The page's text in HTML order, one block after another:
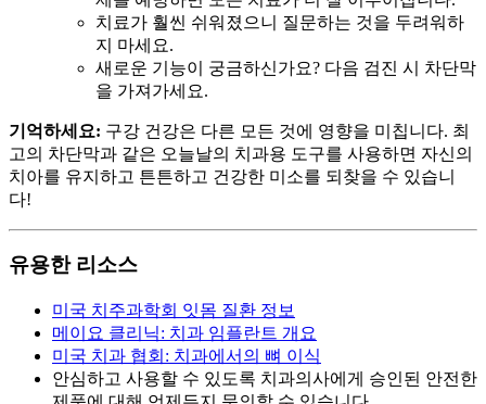
치료가 훨씬 쉬워졌으니 질문하는 것을 두려워하
지 마세요.
새로운 기능이 궁금하신가요? 다음 검진 시 차단막
을 가져가세요.
기억하세요: 구강 건강은 다른 모든 것에 영향을 미칩니다. 최
고의 차단막과 같은 오늘날의 치과용 도구를 사용하면 자신의
치아를 유지하고 튼튼하고 건강한 미소를 되찾을 수 있습니
다!
유용한 리소스
미국 치주과학회 잇몸 질환 정보
메이요 클리닉: 치과 임플란트 개요
미국 치과 협회: 치과에서의 뼈 이식
안심하고 사용할 수 있도록 치과의사에게 승인된 안전한